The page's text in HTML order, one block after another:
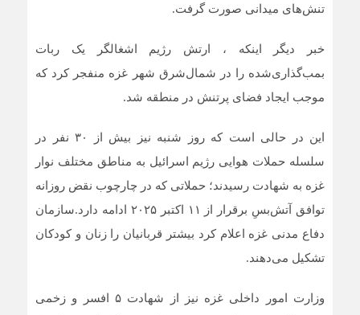
تنش‌های میدانی صورت گرفت.
خبر دیگر اینکه ، ارتش رژیم اشغالگر یک ربات
بمب‌گذاری‌شده را در شمال‌شرق شهر غزه منفجر کرد که
موجب ایجاد فضای پرتنش در منطقه شد.
این در حالی است که روز شنبه نیز بیش از ۳۰ نفر در
سلسله حملات هوایی رژیم اسرائیل به مناطق مختلف نوار
غزه به شهادت رسیدند؛ حملاتی که در چارچوب نقض روزانه
توافق آتش‌بسِ برقرار از ۱۱ اکتبر ۲۰۲۵ ادامه دارد.سازمان
دفاع مدنی غزه اعلام کرد بیشتر قربانیان را زنان و کودکان
تشکیل می‌دهند.
وزارت امور داخلی غزه نیز از شهادت ۵ افسر و زخمی